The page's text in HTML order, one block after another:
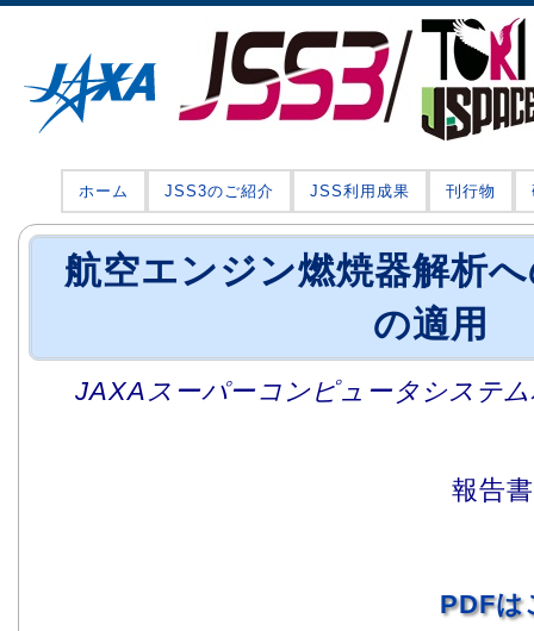
ホーム JSS3のご紹介 JSS利用成果 刊行物
航空エンジン燃焼器解析
の適用
JAXAスーパーコンピュータシステ
報告
PDFは